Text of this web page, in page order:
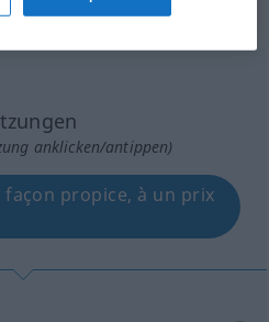
anklicken/antippen)
propice, à un prix